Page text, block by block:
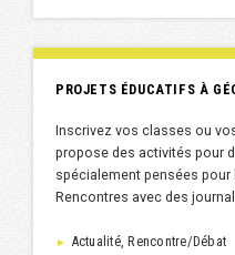
PROJETS ÉDUCATIFS À
Inscrivez vos classes ou
propose des activités pour
spécialement pensées
Rencontres avec des
► Actualité, Rencontre/Débat